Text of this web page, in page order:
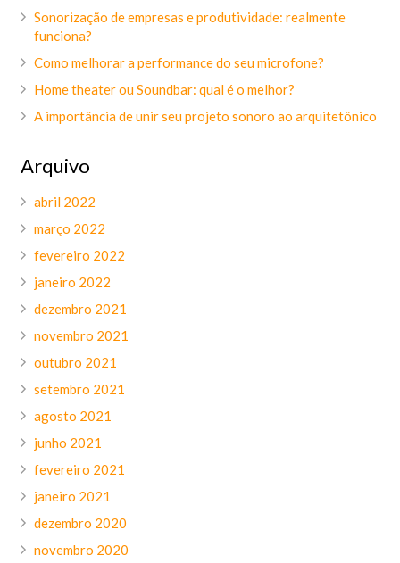
Sonorização de empresas e produtividade: realmente
funciona?
Como melhorar a performance do seu microfone?
Home theater ou Soundbar: qual é o melhor?
A importância de unir seu projeto sonoro ao arquitetônico
Arquivo
abril 2022
março 2022
fevereiro 2022
janeiro 2022
dezembro 2021
novembro 2021
outubro 2021
setembro 2021
agosto 2021
junho 2021
fevereiro 2021
janeiro 2021
dezembro 2020
novembro 2020